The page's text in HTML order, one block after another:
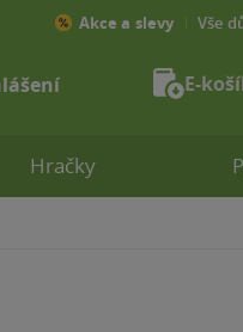
Hračky
Akce a slevy Vše
E-